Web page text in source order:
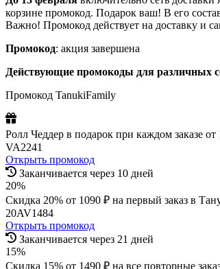
корзине промокод. Подарок ваш! В его
Важно! Промокод действует на доставку и
Промокод: акция завершена
Действующие промокоды для различных
Промокод TanukiFamily
Ролл Чеддер в подарок при каждом заказе от
VA2241
Открыть промокод
Заканчивается через 10 дней
20%
Скидка 20% от 1090 ₽ на первый заказ в
20AV1484
Открыть промокод
Заканчивается через 21 дней
15%
Скидка 15% от 1490 ₽ на все повторные